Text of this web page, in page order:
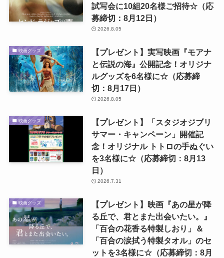
試写会に10組20名様ご招待☆（応
募締切：8月12日）
2026.8.05
映画グッズ
【プレゼント】実写映画『モアナ
と伝説の海』公開記念！オリジナ
ルグッズを6名様に☆（応募締
切：8月17日）
2026.8.05
映画グッズ
【プレゼント】「スタジオジブリ
サマー・キャンペーン」開催記
念！オリジナル トトロの手ぬぐい
を3名様に☆（応募締切：8月13
日）
2026.7.31
映画グッズ
【プレゼント】映画『あの星が降
る丘で、君とまた出会いたい。』
「百合の花香る特製しおり」＆
「百合の涙拭う特製タオル」のセ
ットを3名様に☆（応募締切：8月